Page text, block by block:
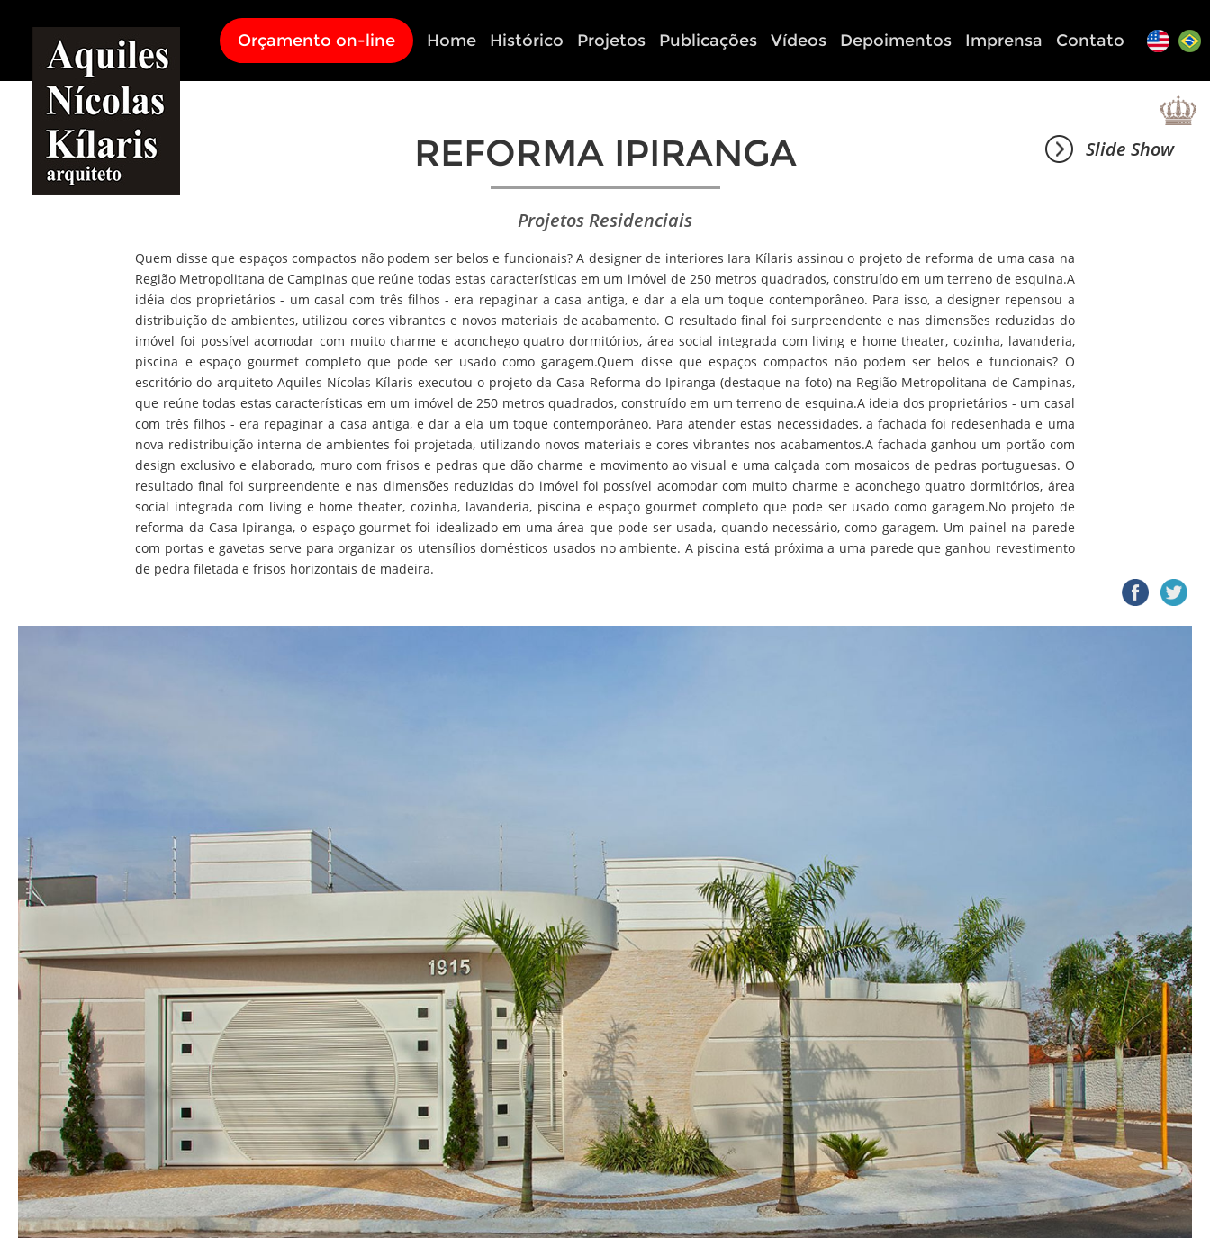
Orçamento on-line Home Histórico Projetos Publicações Vídeos Depoimentos Imprensa Contato
Slide Show
REFORMA IPIRANGA
Projetos Residenciais
Quem disse que espaços compactos não podem ser belos e funcionais? A designer de interiores Iara Kílaris assinou o projeto de reforma de uma casa na
Região Metropolitana de Campinas que reúne todas estas características em um imóvel de 250 metros quadrados, construído em um terreno de esquina.A
idéia dos proprietários - um casal com três filhos - era repaginar a casa antiga, e dar a ela um toque contemporâneo. Para isso, a designer repensou a
distribuição de ambientes, utilizou cores vibrantes e novos materiais de acabamento. O resultado final foi surpreendente e nas dimensões reduzidas do
imóvel foi possível acomodar com muito charme e aconchego quatro dormitórios, área social integrada com living e home theater, cozinha, lavanderia,
piscina e espaço gourmet completo que pode ser usado como garagem.Quem disse que espaços compactos não podem ser belos e funcionais? O
escritório do arquiteto Aquiles Nícolas Kílaris executou o projeto da Casa Reforma do Ipiranga (destaque na foto) na Região Metropolitana de Campinas,
que reúne todas estas características em um imóvel de 250 metros quadrados, construído em um terreno de esquina.A ideia dos proprietários - um casal
com três filhos - era repaginar a casa antiga, e dar a ela um toque contemporâneo. Para atender estas necessidades, a fachada foi redesenhada e uma
nova redistribuição interna de ambientes foi projetada, utilizando novos materiais e cores vibrantes nos acabamentos.A fachada ganhou um portão com
design exclusivo e elaborado, muro com frisos e pedras que dão charme e movimento ao visual e uma calçada com mosaicos de pedras portuguesas. O
resultado final foi surpreendente e nas dimensões reduzidas do imóvel foi possível acomodar com muito charme e aconchego quatro dormitórios, área
social integrada com living e home theater, cozinha, lavanderia, piscina e espaço gourmet completo que pode ser usado como garagem.No projeto de
reforma da Casa Ipiranga, o espaço gourmet foi idealizado em uma área que pode ser usada, quando necessário, como garagem. Um painel na parede
com portas e gavetas serve para organizar os utensílios domésticos usados no ambiente. A piscina está próxima a uma parede que ganhou revestimento
de pedra filetada e frisos horizontais de madeira.